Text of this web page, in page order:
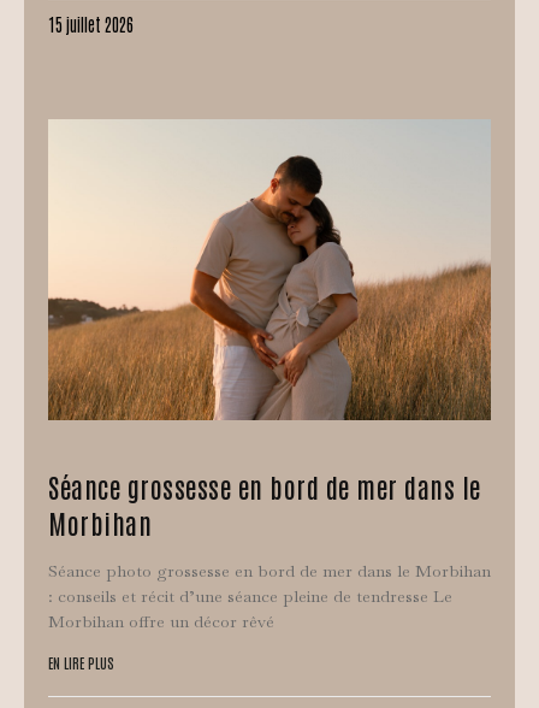
15 juillet 2026
Séance grossesse en bord de mer dans le
Morbihan
Séance photo grossesse en bord de mer dans le Morbihan
: conseils et récit d’une séance pleine de tendresse Le
Morbihan offre un décor rêvé
EN LIRE PLUS